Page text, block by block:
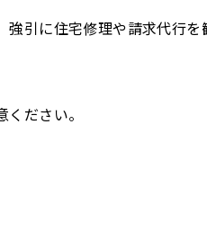
引に住宅修理や請求代行を
ださい。